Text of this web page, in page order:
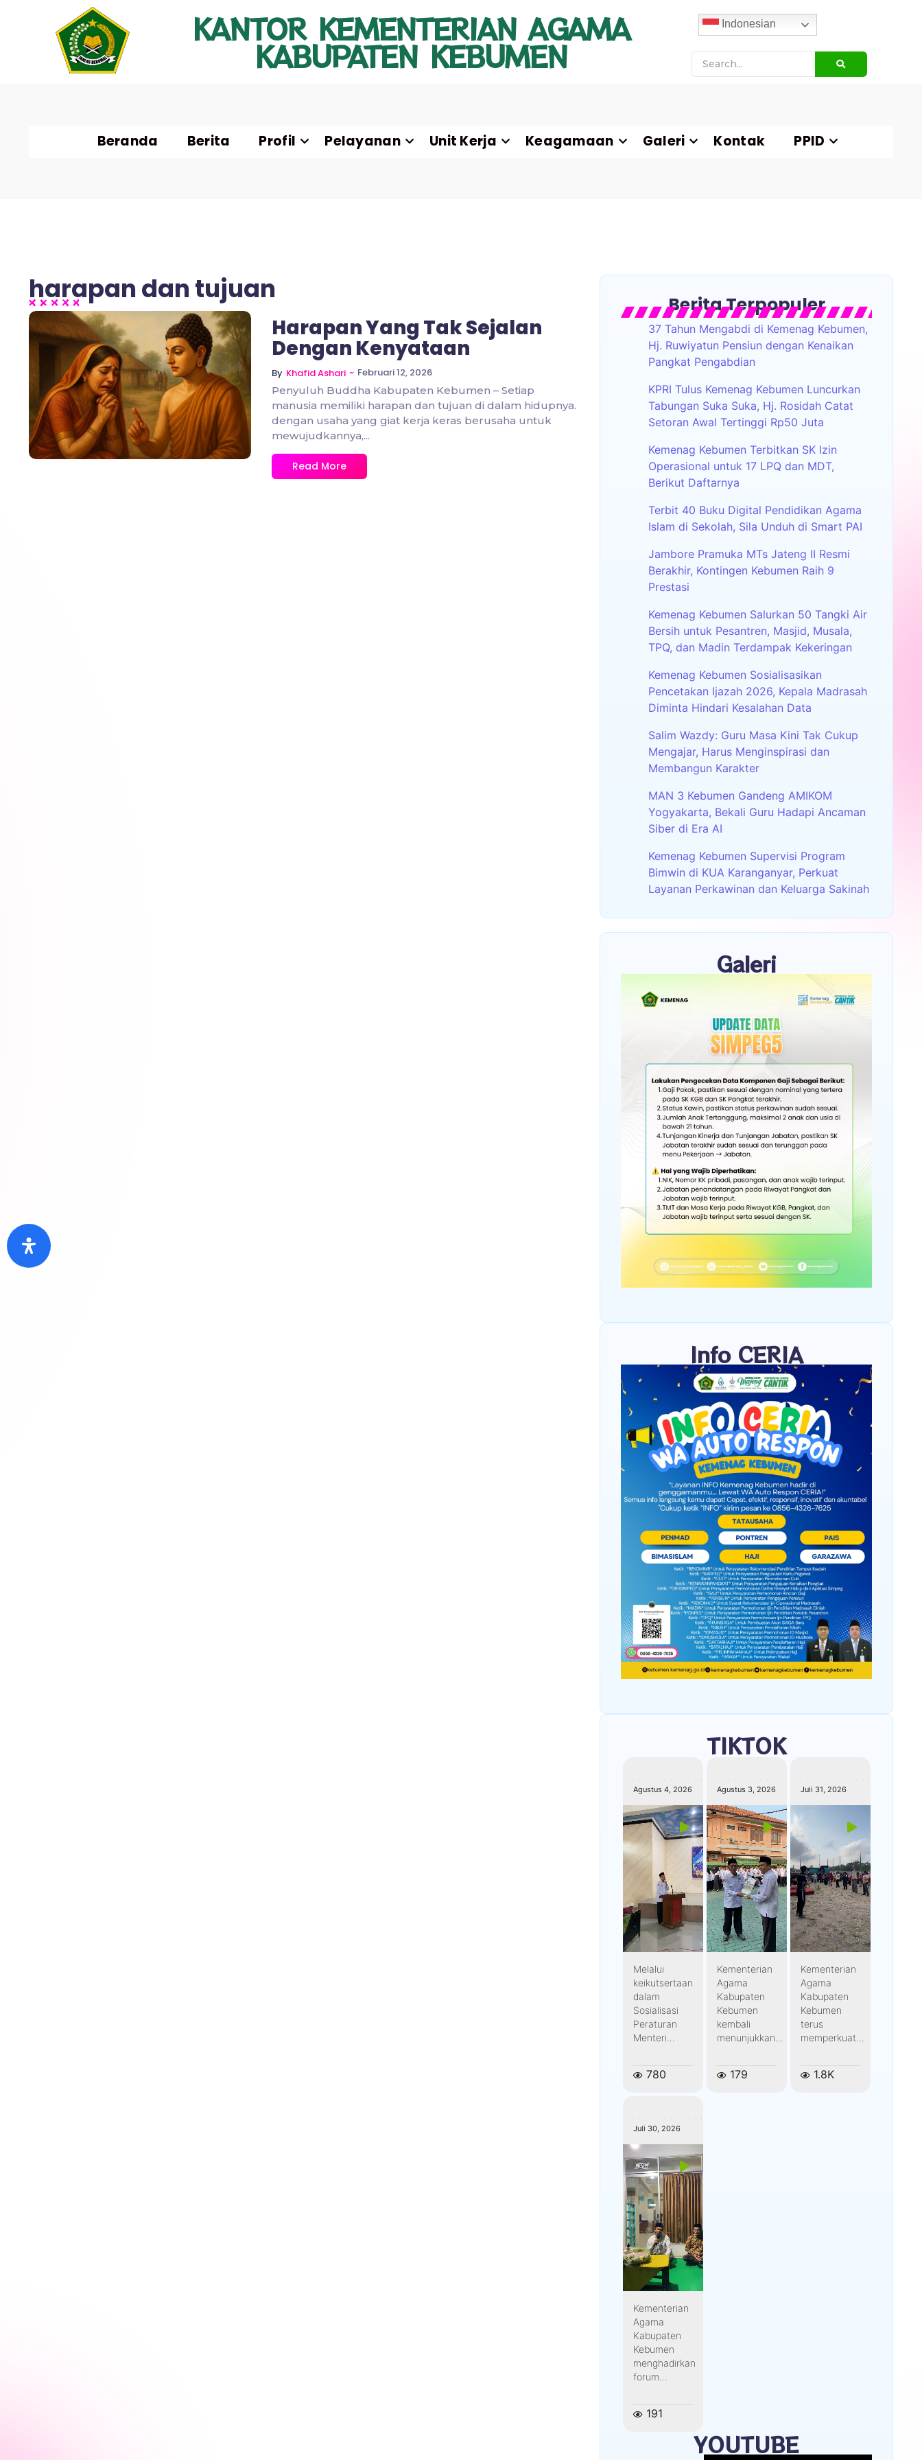
KANTOR KEMENTERIAN AGAMA
KABUPATEN KEBUMEN
Indonesian
Beranda Berita Profil Pelayanan Unit Kerja Keagamaan Galeri Kontak PPID
harapan dan tujuan
No Comments
Harapan Yang Tak Sejalan
Dengan Kenyataan
By Khafid Ashari ~ Februari 12, 2026
Penyuluh Buddha Kabupaten Kebumen – Setiap
manusia memiliki harapan dan tujuan di dalam hidupnya.
dengan usaha yang giat kerja keras berusaha untuk
mewujudkannya,...
Read More
Berita Terpopuler
37 Tahun Mengabdi di Kemenag Kebumen,
Hj. Ruwiyatun Pensiun dengan Kenaikan
Pangkat Pengabdian
KPRI Tulus Kemenag Kebumen Luncurkan
Tabungan Suka Suka, Hj. Rosidah Catat
Setoran Awal Tertinggi Rp50 Juta
Kemenag Kebumen Terbitkan SK Izin
Operasional untuk 17 LPQ dan MDT,
Berikut Daftarnya
Terbit 40 Buku Digital Pendidikan Agama
Islam di Sekolah, Sila Unduh di Smart PAI
Jambore Pramuka MTs Jateng II Resmi
Berakhir, Kontingen Kebumen Raih 9
Prestasi
Kemenag Kebumen Salurkan 50 Tangki Air
Bersih untuk Pesantren, Masjid, Musala,
TPQ, dan Madin Terdampak Kekeringan
Kemenag Kebumen Sosialisasikan
Pencetakan Ijazah 2026, Kepala Madrasah
Diminta Hindari Kesalahan Data
Salim Wazdy: Guru Masa Kini Tak Cukup
Mengajar, Harus Menginspirasi dan
Membangun Karakter
MAN 3 Kebumen Gandeng AMIKOM
Yogyakarta, Bekali Guru Hadapi Ancaman
Siber di Era AI
Kemenag Kebumen Supervisi Program
Bimwin di KUA Karanganyar, Perkuat
Layanan Perkawinan dan Keluarga Sakinah
Galeri
Info CERIA
TIKTOK
Agustus 4, 2026
Melalui
keikutsertaan
dalam
Sosialisasi
Peraturan
Menteri...
780
Agustus 3, 2026
Kementerian
Agama
Kabupaten
Kebumen
kembali
menunjukkan...
179
Juli 31, 2026
Kementerian
Agama
Kabupaten
Kebumen
terus
memperkuat...
1.8K
Juli 30, 2026
Kementerian
Agama
Kabupaten
Kebumen
menghadirkan
forum...
191
YOUTUBE